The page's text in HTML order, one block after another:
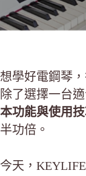
想學好電鋼琴
除了選擇一台
本功能與使用
半功倍。
今天，